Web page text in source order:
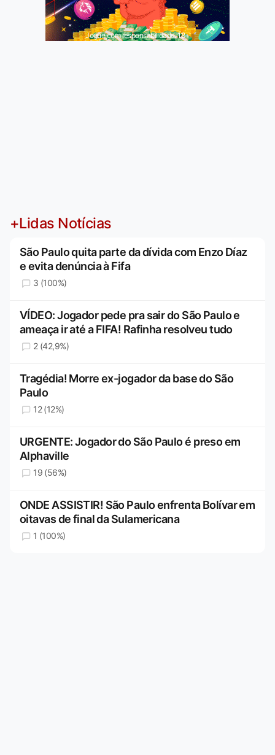
Jogue com responsabilidade. 18+
+Lidas Notícias
São Paulo quita parte da dívida com Enzo Díaz
e evita denúncia à Fifa
3 (100%)
VÍDEO: Jogador pede pra sair do São Paulo e
ameaça ir até a FIFA! Rafinha resolveu tudo
2 (42,9%)
Tragédia! Morre ex-jogador da base do São
Paulo
12 (12%)
URGENTE: Jogador do São Paulo é preso em
Alphaville
19 (56%)
ONDE ASSISTIR! São Paulo enfrenta Bolívar em
oitavas de final da Sulamericana
1 (100%)